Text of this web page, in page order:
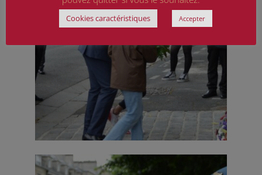
Cookies caractéristiques Accepter